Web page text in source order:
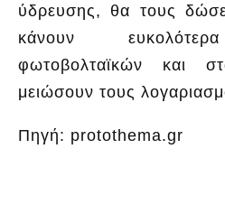
ύδρευσης, θα τους
κάνουν
φωτοβολταϊκών και
μειώσουν τους
Πηγή: protothema.gr